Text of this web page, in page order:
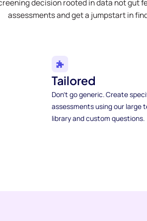
decision rooted in data not gut
assessments and get a jumpstart in
Tailored
Don't go generic. Create
assessments using our large
library and custom questions.